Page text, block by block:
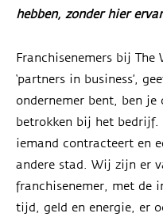
hebben, zonder hier
Franchisenemers bij
‘partners in business’,
ondernemer bent, ben je
betrokken bij het bedrijf.
iemand contracteert en
andere stad. Wij zijn er
franchisenemer, met de
tijd, geld en energie, er